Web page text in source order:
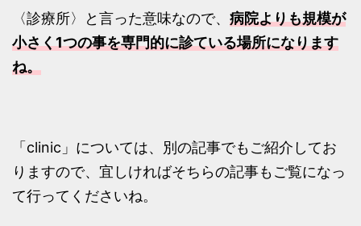
〈診療所〉と言った意味なので、 病院よりも規模が
小さく1つの事を専門的に診ている場所になります
ね。
「clinic」については、別の記事でもご紹介してお
りますので、宜しければそちらの記事もご覧になっ
て行ってくださいね。